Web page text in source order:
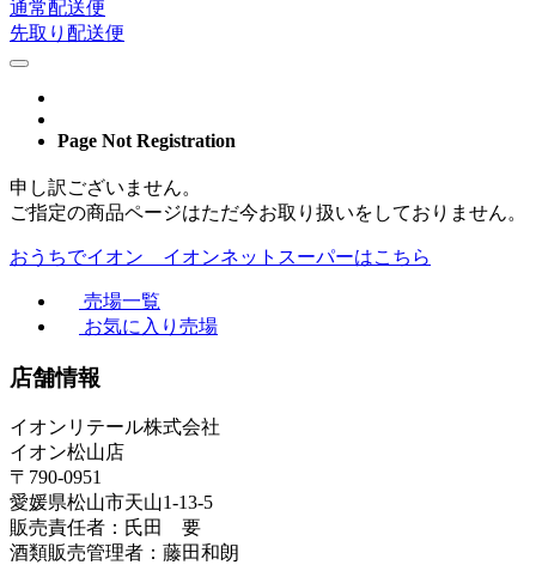
通常配送便
先取り配送便
Page Not Registration
申し訳ございません。
ご指定の商品ページはただ今お取り扱いをしておりません。
おうちでイオン イオンネットスーパーはこちら
売場一覧
お気に入り売場
店舗情報
イオンリテール株式会社
イオン松山店
〒790-0951
愛媛県松山市天山1-13-5
販売責任者：氏田 要
酒類販売管理者：藤田和朗